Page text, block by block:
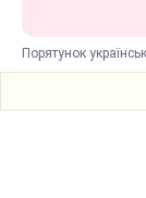
Порятунок